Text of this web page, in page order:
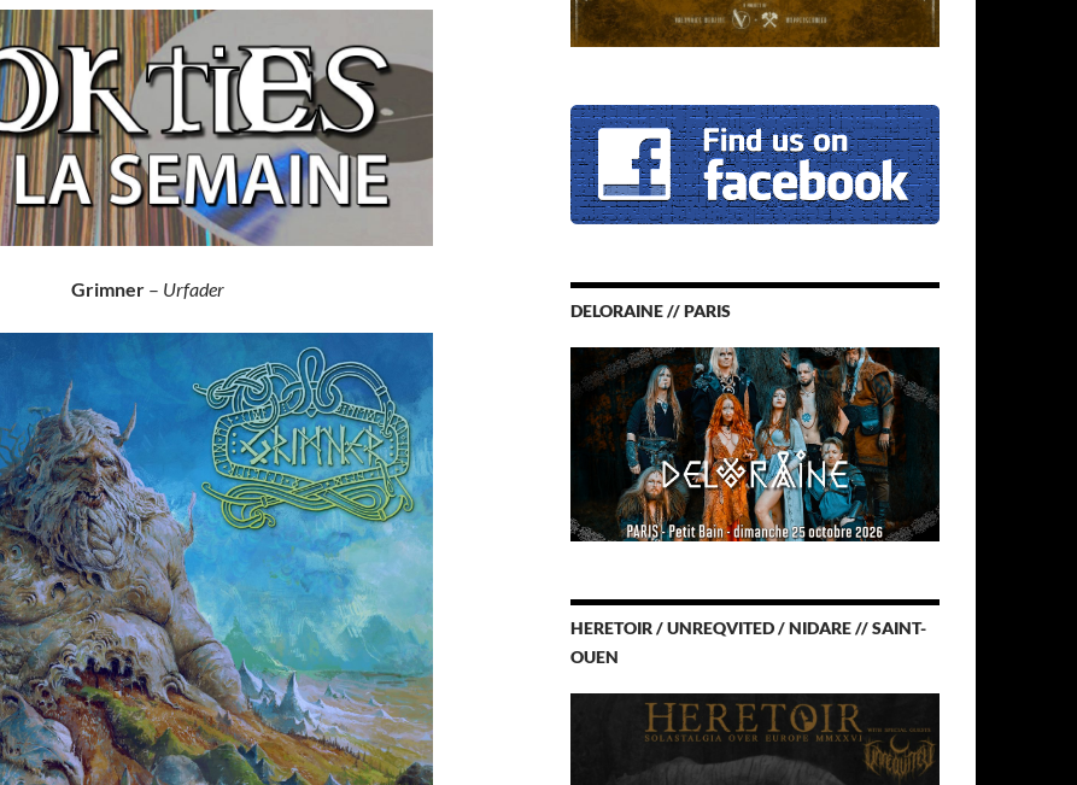
Grimner– Urfader
DELORAINE // PARIS
HERETOIR / UNREQVITED / NIDARE // SAINT-
OUEN